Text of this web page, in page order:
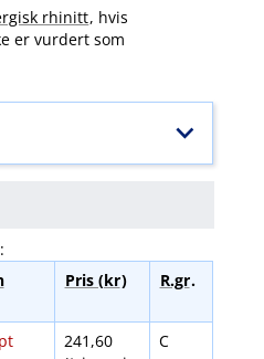
rhinitt, hvis
er vurdert som
Pris (kr) R.gr.
241,60
C